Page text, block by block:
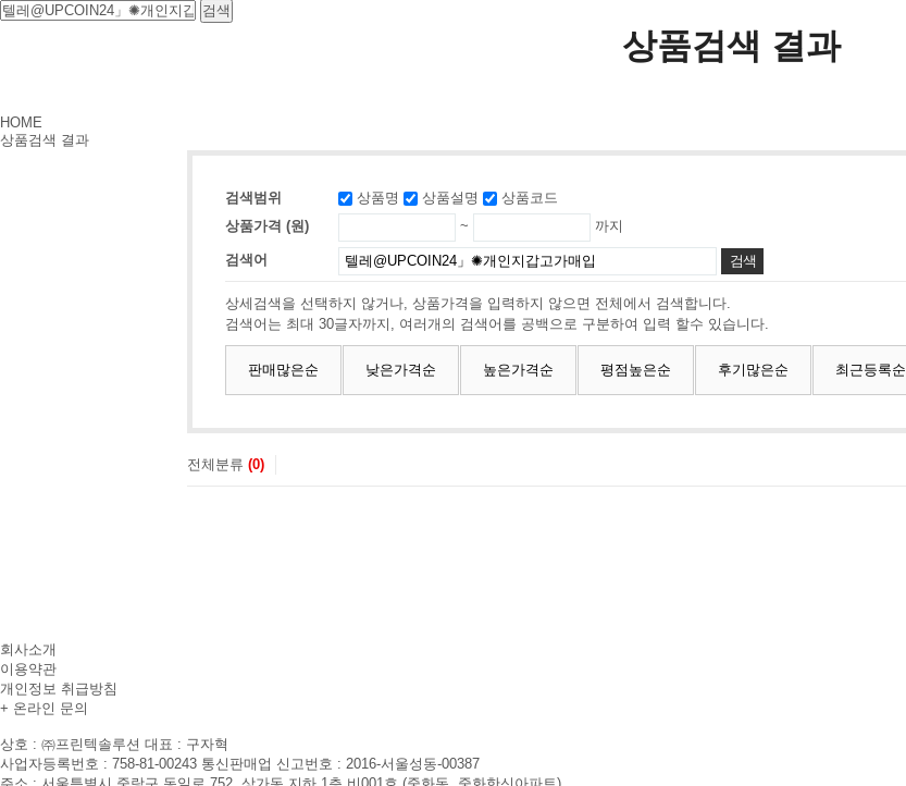
상품검색 결과
HOME
상품검색 결과
검색범위 상품명 상품설명
상품코드
상품가격 (원)
~ 까지
검색어
상세검색을 선택하지 않거나, 상품가격을 입력하지 않으면 전체에서 검색합니다.
검색어는 최대 30글자까지, 여러개의 검색어를 공백으로 구분하여 입력 할수 있습니다.
판매많은순 낮은가격순 높은가격순 평점높은순 후기많은순 최근등록순
전체분류 (0)
회사소개
이용약관
개인정보 취급방침
+ 온라인 문의
상호 : ㈜프린텍솔루션 대표 : 구자혁
사업자등록번호 : 758-81-00243 통신판매업 신고번호 : 2016-서울성동-00387